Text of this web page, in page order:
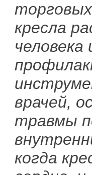
кресла
человека
врачей,
травмы
когда